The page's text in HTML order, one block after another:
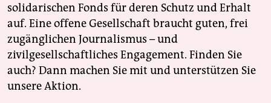
solidarischen Fonds für deren Schutz und Erhalt
auf. Eine offene Gesellschaft braucht guten, frei
zugänglichen Journalismus – und
zivilgesellschaftliches Engagement. Finden Sie
auch? Dann machen Sie mit und unterstützen Sie
unsere Aktion.